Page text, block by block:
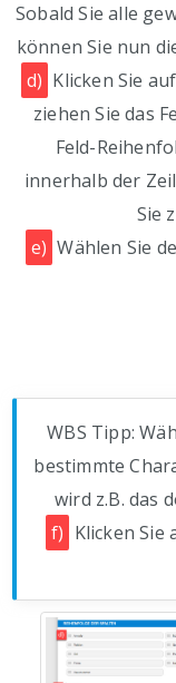
Sobald Sie alle
können Sie nun
d) Klicken Sie
ziehen Sie das
Feld-
innerhalb der
Sie
e) Wählen Sie
WBS Tipp:
bestimmte
wird z.B. das
f) Klicken Sie